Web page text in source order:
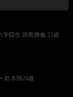
学院生 田島雅倫 23歳
鈴木翔24歳